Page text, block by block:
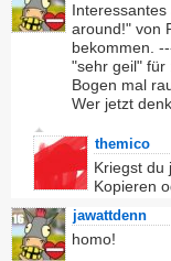
around!" von
bekommen.
"sehr geil" für
Bogen mal
Wer jetzt
themico
Kriegst du
Kopieren
jawattdenn
homo!